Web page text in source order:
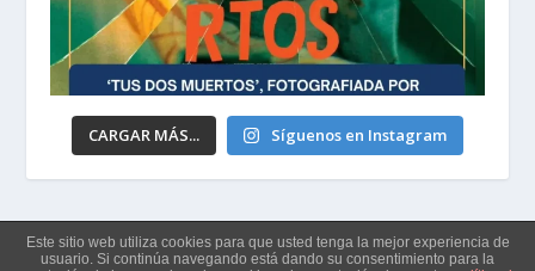
CARGAR MÁS... Síguenos en Instagram
Políticas de No Discriminación, Acoso y Represalias
Este sitio web utiliza cookies para que usted tenga la mejor experiencia de
usuario. Si continúa navegando está dando su consentimiento para la